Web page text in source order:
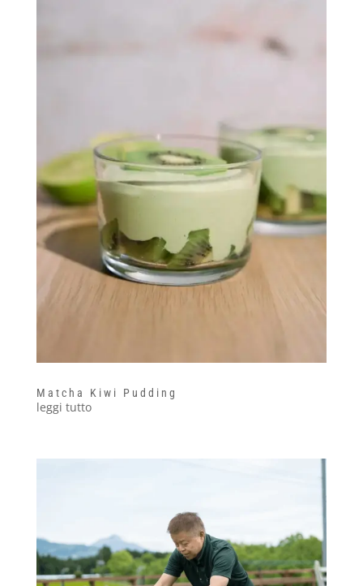
Matcha Kiwi Pudding
leggi tutto